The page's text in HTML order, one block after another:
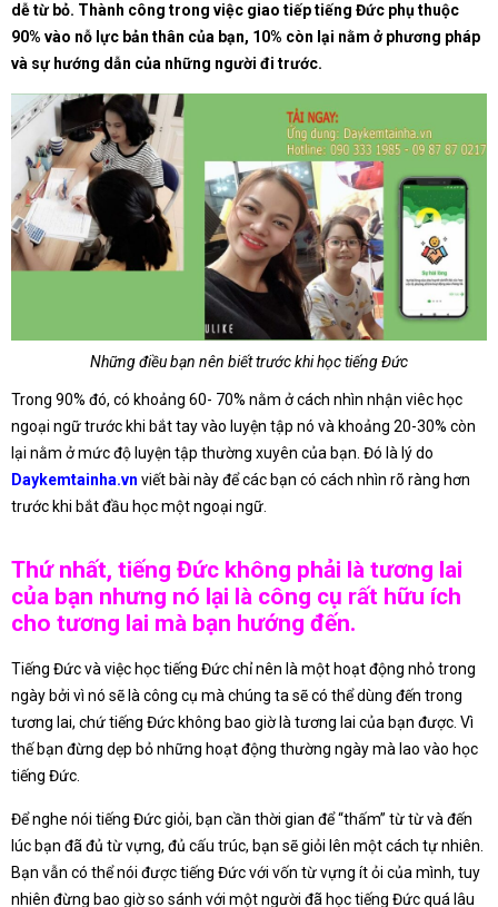
dễ từ bỏ. Thành công trong việc giao tiếp tiếng Đức phụ thuộc
90% vào nỗ lực bản thân của bạn, 10% còn lại nằm ở phương pháp
và sự hướng dẫn của những người đi trước.
Những điều bạn nên biết trước khi học tiếng Đức
Trong 90% đó, có khoảng 60- 70% nằm ở cách nhìn nhận viêc học
ngoại ngữ trước khi bắt tay vào luyện tập nó và khoảng 20-30% còn
lại nằm ở mức độ luyện tập thường xuyên của bạn. Đó là lý do
Daykemtainha.vn viết bài này để các bạn có cách nhìn rõ ràng hơn
trước khi bắt đầu học một ngoại ngữ.
Thứ nhất, tiếng Đức không phải là tương lai
của bạn nhưng nó lại là công cụ rất hữu ích
cho tương lai mà bạn hướng đến.
Tiếng Đức và việc học tiếng Đức chỉ nên là một hoạt động nhỏ trong
ngày bởi vì nó sẽ là công cụ mà chúng ta sẽ có thể dùng đến trong
tương lai, chứ tiếng Đức không bao giờ là tương lai của bạn được. Vì
thế bạn đừng dẹp bỏ những hoạt động thường ngày mà lao vào học
tiếng Đức.
Để nghe nói tiếng Đức giỏi, bạn cần thời gian để “thấm” từ từ và đến
lúc bạn đã đủ từ vựng, đủ cấu trúc, bạn sẽ giỏi lên một cách tự nhiên.
Bạn vẫn có thể nói được tiếng Đức với vốn từ vựng ít ỏi của mình, tuy
nhiên đừng bao giờ so sánh với một người đã học tiếng Đức quá lâu